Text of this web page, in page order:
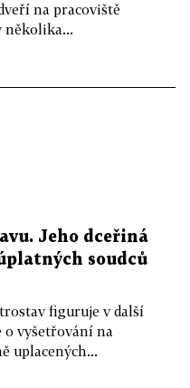
na pracoviště
několika...
Jeho dceřiná
soudců
figuruje v další
vyšetřování na
uplacených...